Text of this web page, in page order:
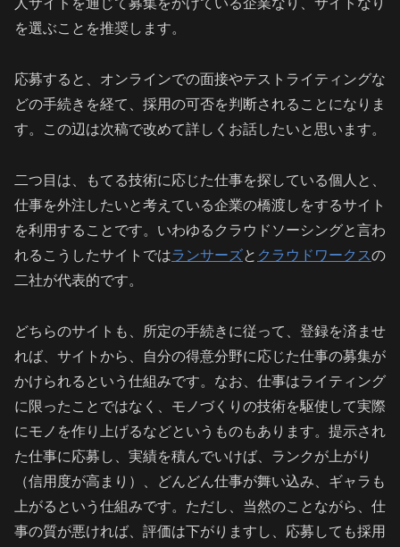
人サイトを通じて募集をかけている企業なり、サイトなり
を選ぶことを推奨します。
応募すると、オンラインでの面接やテストライティングな
どの手続きを経て、採用の可否を判断されることになりま
す。この辺は次稿で改めて詳しくお話したいと思います。
二つ目は、もてる技術に応じた仕事を探している個人と、
仕事を外注したいと考えている企業の橋渡しをするサイト
を利用することです。いわゆるクラウドソーシングと言わ
れるこうしたサイトではランサーズと クラウドワークスの
二社が代表的です。
どちらのサイトも、所定の手続きに従って、登録を済ませ
れば、サイトから、自分の得意分野に応じた仕事の募集が
かけられるという仕組みです。なお、仕事はライティング
に限ったことではなく、モノづくりの技術を駆使して実際
にモノを作り上げるなどというものもあります。提示され
た仕事に応募し、実績を積んでいけば、ランクが上がり
（信用度が高まり）、どんどん仕事が舞い込み、ギャラも
上がるという仕組みです。ただし、当然のことながら、仕
事の質が悪ければ、評価は下がりますし、応募しても採用